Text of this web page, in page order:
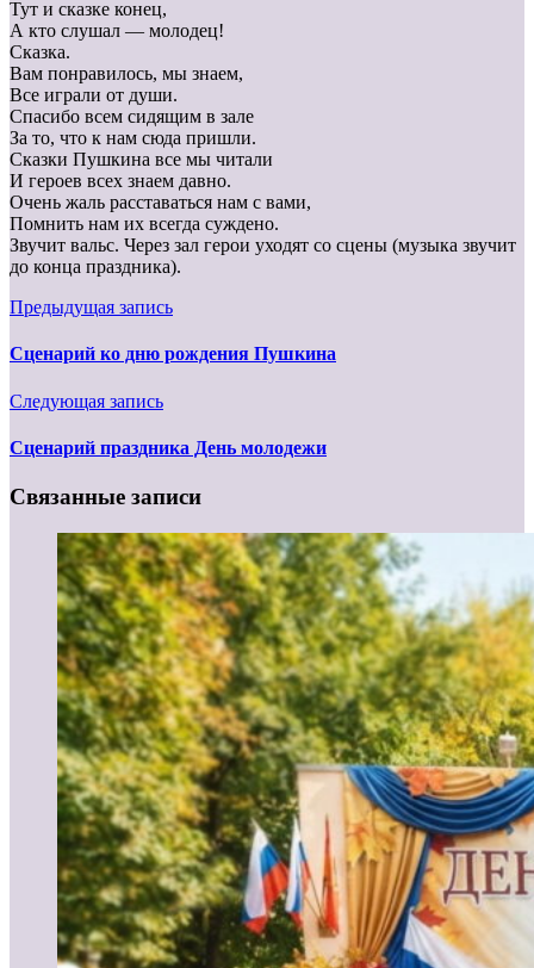
Тут и сказке конец,
А кто слушал — молодец!
Сказка.
Вам понравилось, мы знаем,
Все играли от души.
Спасибо всем сидящим в зале
За то, что к нам сюда пришли.
Сказки Пушкина все мы читали
И героев всех знаем давно.
Очень жаль расставаться нам с вами,
Помнить нам их всегда суждено.
Звучит вальс. Через зал герои уходят со сцены (музыка звучит
до конца праздника).
Предыдущая запись
Сценарий ко дню рождения Пушкина
Следующая запись
Сценарий праздника День молодежи
Связанные записи